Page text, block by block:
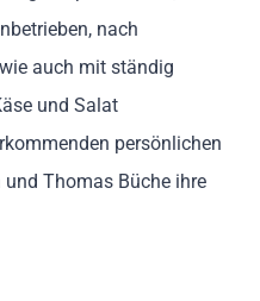
nach
auch mit ständig
und Salat
persönlichen
Thomas Büche ihre